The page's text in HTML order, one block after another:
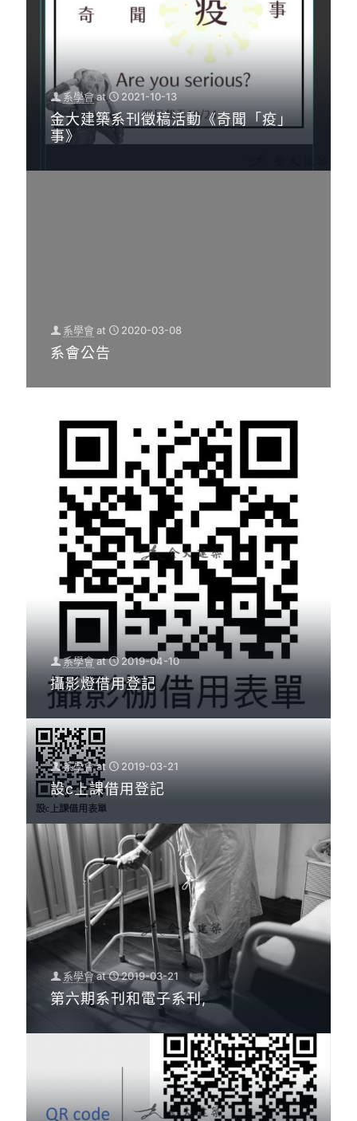
系學會at 2021-10-13
金大建築系刊徵稿活動《奇聞「疫」
事》
系學會 at 2020-03-08
系會公告
系學會at 2019-04-10
攝影燈借用登記
系學會at 2019-03-21
設c上課借用登記
系學會at 2019-03-21
第六期系刊和電子系刊,